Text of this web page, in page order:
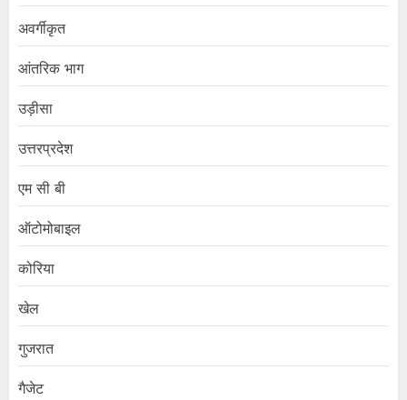
अवर्गीकृत
आंतरिक भाग
उड़ीसा
उत्तरप्रदेश
एम सी बी
ऑटोमोबाइल
कोरिया
खेल
गुजरात
गैजेट